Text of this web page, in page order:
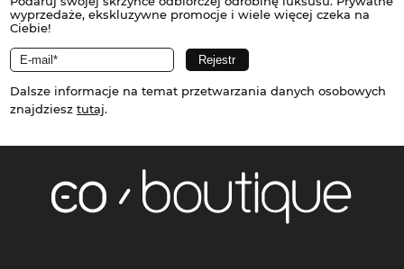
wyprzedaże, ekskluzywne promocje i wiele więcej czeka na
Ciebie!
Dalsze informacje na temat przetwarzania danych osobowych
znajdziesz tutaj.